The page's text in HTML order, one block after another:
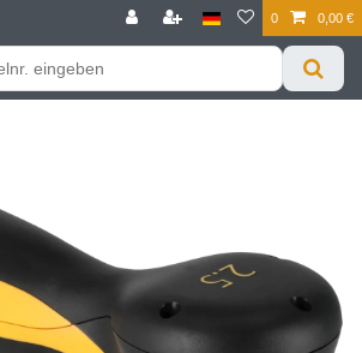
0 0,00 €
Preise HIER registrieren!